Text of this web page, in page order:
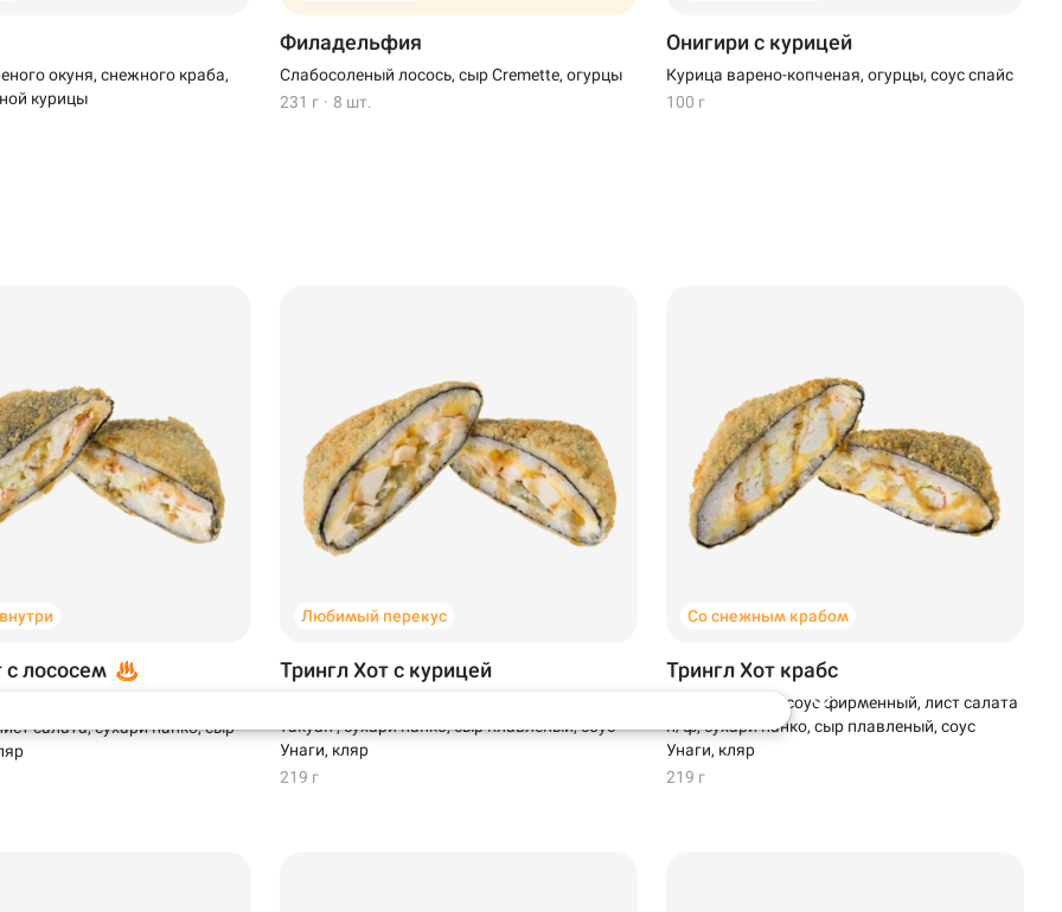
окуня, снежного краба,
курицы
Филадельфия
Слабосоленый лосось, сыр Cremette, огурцы
231 г · 8 шт.
Онигири с курицей
Курица варено-копченая, огурцы, соус спайс
100 г
с лососем
салата, сухари панко, сыр
Любимый перекус
Трингл Хот с курицей
такуан , сухари панко, сыр плавленый, соус
Унаги, кляр
219 г
Со снежным крабом
Трингл Хот крабс
Снежный краб, соус фирменный, лист салата
п/ф, сухари панко, сыр плавленый, соус
Унаги, кляр
219 г
Самовывоз